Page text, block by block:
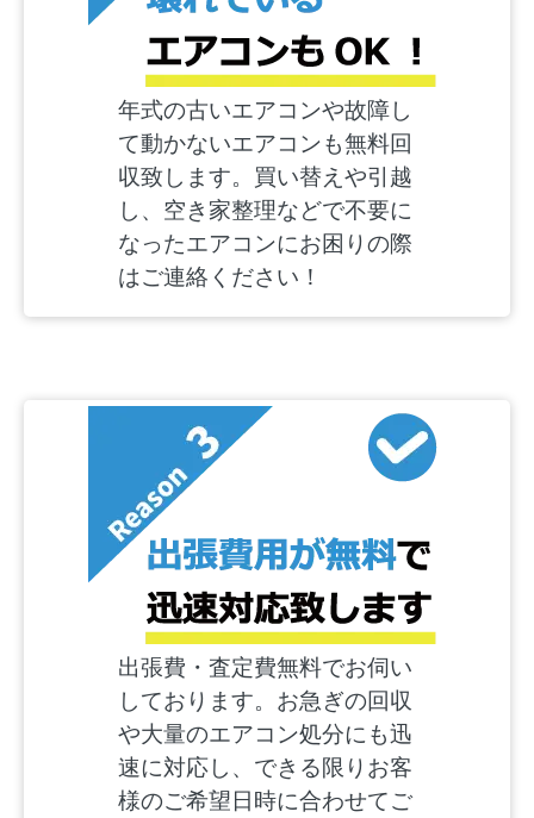
年式の古いエアコンや故障し
て動かないエアコンも無料回
収致します。買い替えや引越
し、空き家整理などで不要に
なったエアコンにお困りの際
はご連絡ください！
出張費・査定費無料でお伺い
しております。お急ぎの回収
や大量のエアコン処分にも迅
速に対応し、できる限りお客
様のご希望日時に合わせてご